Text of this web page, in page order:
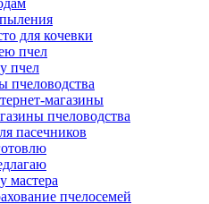
для кочевки
пчел
пчел
пчеловодства
магазины
пчеловодства
пасечников
мастера
пчелосемей